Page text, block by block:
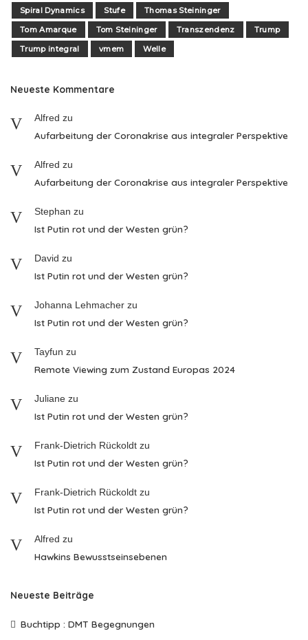
Spiral Dynamics
Stufe
Thomas Steininger
Tom Amarque
Tom Steininger Transzendenz
Trump
Trump integral
vmem Welle
Neueste Kommentare
Alfred zu
Aufarbeitung der Coronakrise aus integraler Perspektive
Alfred zu
Aufarbeitung der Coronakrise aus integraler Perspektive
Stephan zu
Ist Putin rot und der Westen grün?
David zu
Ist Putin rot und der Westen grün?
Johanna Lehmacher zu
Ist Putin rot und der Westen grün?
Tayfun zu
Remote Viewing zum Zustand Europas 2024
Juliane zu
Ist Putin rot und der Westen grün?
Frank-Dietrich Rückoldt zu
Ist Putin rot und der Westen grün?
Frank-Dietrich Rückoldt zu
Ist Putin rot und der Westen grün?
Alfred zu
Hawkins Bewusstseinsebenen
Neueste Beiträge
Buchtipp : DMT Begegnungen